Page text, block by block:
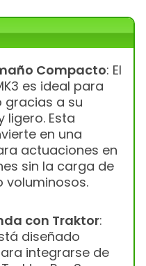
Compacto: El
es ideal para
gracias a su
Esta
en una
actuaciones en
sin la carga de
voluminosos.
con Traktor:
diseñado
integrarse de